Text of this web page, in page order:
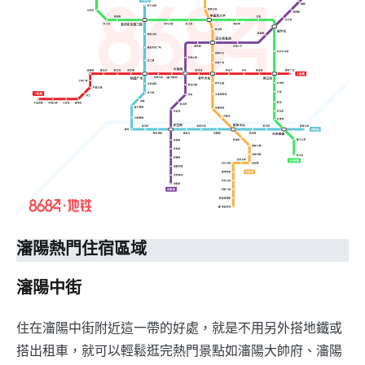
瀋陽熱門住宿區域
瀋陽中街
住在瀋陽中街附近這一帶的好處，就是不用另外搭地鐵或
搭出租車，就可以輕鬆逛完熱門景點如瀋陽大帥府、瀋陽